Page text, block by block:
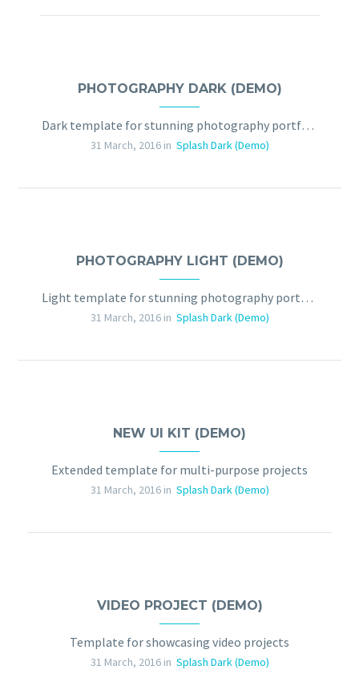
PHOTOGRAPHY DARK (DEMO)
Dark template for stunning photography portfolio page
31 March, 2016 in Splash Dark (Demo)
PHOTOGRAPHY LIGHT (DEMO)
Light template for stunning photography portfolio page
31 March, 2016 in Splash Dark (Demo)
NEW UI KIT (DEMO)
Extended template for multi-purpose projects
31 March, 2016 in Splash Dark (Demo)
VIDEO PROJECT (DEMO)
Template for showcasing video projects
31 March, 2016 in Splash Dark (Demo)